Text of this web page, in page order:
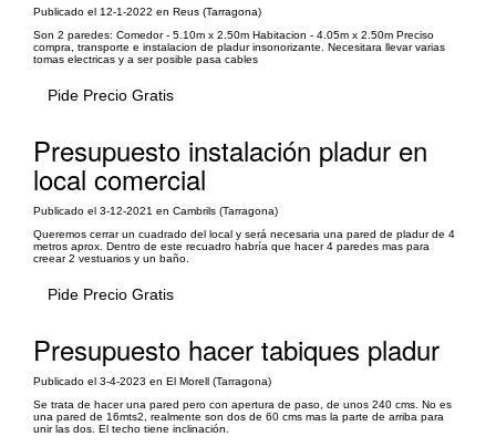
Publicado el 12-1-2022 en Reus (Tarragona)
Son 2 paredes: Comedor - 5.10m x 2.50m Habitacion - 4.05m x 2.50m Preciso
compra, transporte e instalacion de pladur insonorizante. Necesitara llevar varias
tomas electricas y a ser posible pasa cables
Pide Precio Gratis
Presupuesto instalación pladur en
local comercial
Publicado el 3-12-2021 en Cambrils (Tarragona)
Queremos cerrar un cuadrado del local y será necesaria una pared de pladur de 4
metros aprox. Dentro de este recuadro habría que hacer 4 paredes mas para
creear 2 vestuarios y un baño.
Pide Precio Gratis
Presupuesto hacer tabiques pladur
Publicado el 3-4-2023 en El Morell (Tarragona)
Se trata de hacer una pared pero con apertura de paso, de unos 240 cms. No es
una pared de 16mts2, realmente son dos de 60 cms mas la parte de arriba para
unir las dos. El techo tiene inclinación.